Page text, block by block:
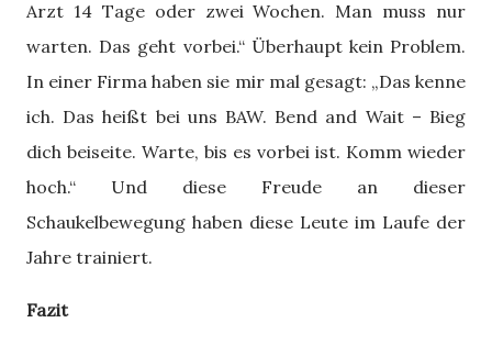
Arzt 14 Tage oder zwei Wochen. Man muss nur
warten. Das geht vorbei.“ Überhaupt kein Problem.
In einer Firma haben sie mir mal gesagt: „Das kenne
ich. Das heißt bei uns BAW. Bend and Wait – Bieg
dich beiseite. Warte, bis es vorbei ist. Komm wieder
hoch.“ Und diese Freude an dieser
Schaukelbewegung haben diese Leute im Laufe der
Jahre trainiert.
Fazit